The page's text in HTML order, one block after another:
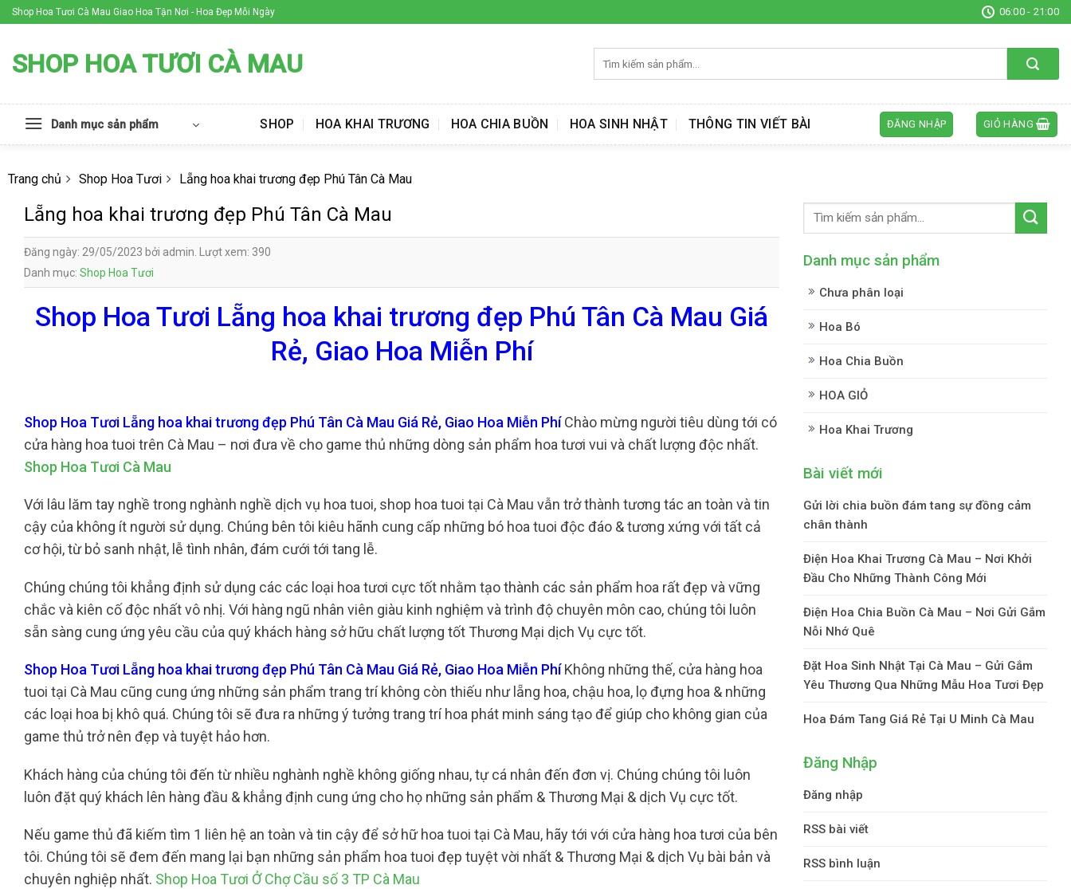
Skip
to
Shop Hoa Tươi Cà Mau Giao Hoa Tận Nơi - Hoa Đẹp Mỗi Ngày 06:00 - 21:00
SHOP HOA TƯƠI CÀ MAU
kiếm:
Danh mục sản phẩm SHOP HOA KHAI TRƯƠNG HOA CHIA BUỒN HOA SINH NHẬT THÔNG TIN VIẾT BÀI ĐĂNG NHẬP GIỎ HÀNG
Trang chủ Shop Hoa Tươi Lẵng hoa khai trương đẹp Phú Tân Cà Mau
Lẵng hoa khai trương đẹp Phú Tân Cà Mau
Đăng ngày: 29/05/2023 bởi admin. Lượt xem: 390
Danh mục: Shop Hoa Tươi
Shop Hoa Tươi Lẵng hoa khai trương đẹp Phú Tân Cà Mau Giá
Rẻ, Giao Hoa Miễn Phí
Shop Hoa Tươi Lẵng hoa khai trương đẹp Phú Tân Cà Mau Giá Rẻ, Giao Hoa Miễn PhíChào mừng người tiêu dùng tới có
cửa hàng hoa tuoi trên Cà Mau – nơi đưa về cho game thủ những dòng sản phẩm hoa tươi vui và chất lượng độc nhất.
Shop Hoa Tươi Cà Mau
Với lâu lăm tay nghề trong nghành nghề dịch vụ hoa tuoi, shop hoa tuoi tại Cà Mau vẫn trở thành tương tác an toàn và tin
cậy của không ít người sử dụng. Chúng bên tôi kiêu hãnh cung cấp những bó hoa tuoi độc đáo & tương xứng với tất cả
cơ hội, từ bỏ sanh nhật, lễ tình nhân, đám cưới tới tang lễ.
Chúng chúng tôi khẳng định sử dụng các các loại hoa tươi cực tốt nhằm tạo thành các sản phẩm hoa rất đẹp và vững
chắc và kiên cố độc nhất vô nhị. Với hàng ngũ nhân viên giàu kinh nghiệm và trình độ chuyên môn cao, chúng tôi luôn
sẵn sàng cung ứng yêu cầu của quý khách hàng sở hữu chất lượng tốt Thương Mại dịch Vụ cực tốt.
Shop Hoa Tươi Lẵng hoa khai trương đẹp Phú Tân Cà Mau Giá Rẻ, Giao Hoa Miễn PhíKhông những thế, cửa hàng hoa
tuoi tại Cà Mau cũng cung ứng những sản phẩm trang trí không còn thiếu như lẵng hoa, chậu hoa, lọ đựng hoa & những
các loại hoa bị khô quá. Chúng tôi sẽ đưa ra những ý tưởng trang trí hoa phát minh sáng tạo để giúp cho không gian của
game thủ trở nên đẹp và tuyệt hảo hơn.
Khách hàng của chúng tôi đến từ nhiều nghành nghề không giống nhau, tự cá nhân đến đơn vị. Chúng chúng tôi luôn
luôn đặt quý khách lên hàng đầu & khẳng định cung ứng cho họ những sản phẩm & Thương Mại & dịch Vụ cực tốt.
Nếu game thủ đã kiếm tìm 1 liên hệ an toàn và tin cậy để sở hữ hoa tuoi tại Cà Mau, hãy tới với cửa hàng hoa tươi của bên
tôi. Chúng tôi sẽ đem đến mang lại bạn những sản phẩm hoa tuoi đẹp tuyệt vời nhất & Thương Mại & dịch Vụ bài bản và
chuyên nghiệp nhất. Shop Hoa Tươi Ở Chợ Cầu số 3 TP Cà Mau
Danh mục sản phẩm
Chưa phân loại
Hoa Bó
Hoa Chia Buồn
HOA GIỎ
Hoa Khai Trương
Bài viết mới
Gửi lời chia buồn đám tang sự đồng cảm
chân thành
Điện Hoa Khai Trương Cà Mau – Nơi Khởi
Đầu Cho Những Thành Công Mới
Điện Hoa Chia Buồn Cà Mau – Nơi Gửi Gắm
Nỗi Nhớ Quê
Đặt Hoa Sinh Nhật Tại Cà Mau – Gửi Gắm
Yêu Thương Qua Những Mẫu Hoa Tươi Đẹp
Hoa Đám Tang Giá Rẻ Tại U Minh Cà Mau
Đăng Nhập
Đăng nhập
RSS bài viết
RSS bình luận